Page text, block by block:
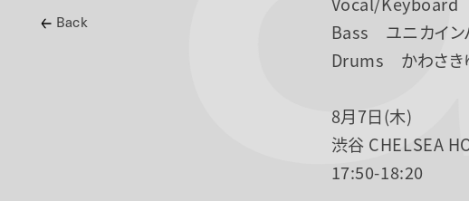
Back
Bass ユニカイン
Drums かわさき
8月7日(木)
渋谷 CHELSEA
17:50-18:20